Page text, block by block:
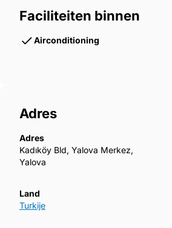
Faciliteiten binnen
Airconditioning
Adres
Adres
Kadıköy Bld, Yalova Merkez,
Yalova
Land
Turkije